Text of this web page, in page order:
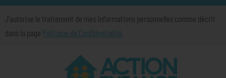
J'autorise le traitement de mes informations personnelles comme décrit
dans la page Politique de Confidentialité.